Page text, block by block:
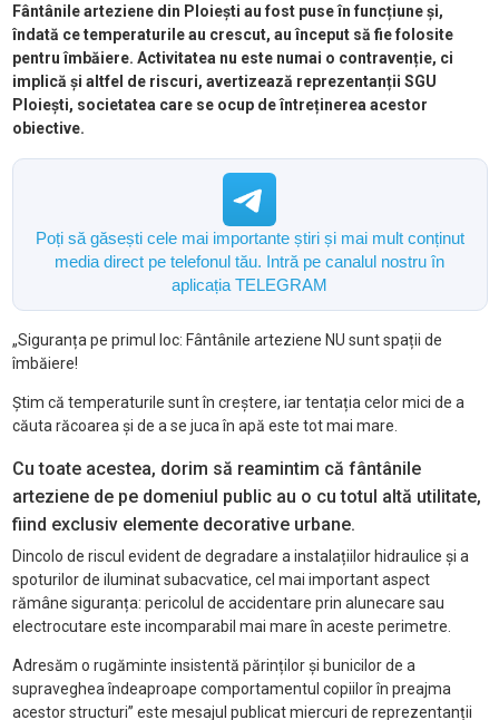
Fântânile arteziene din Ploiești au fost puse în funcțiune și,
îndată ce temperaturile au crescut, au început să fie folosite
pentru îmbăiere. Activitatea nu este numai o contravenție, ci
implică și altfel de riscuri, avertizează reprezentanții SGU
Ploiești, societatea care se ocup de întreținerea acestor
obiective.
Poți să găsești cele mai importante știri și mai mult conținut
media direct pe telefonul tău. Intră pe canalul nostru în
aplicația TELEGRAM
„Siguranța pe primul loc: Fântânile arteziene NU sunt spații de
îmbăiere!
Știm că temperaturile sunt în creștere, iar tentația celor mici de a
căuta răcoarea și de a se juca în apă este tot mai mare.
Cu toate acestea, dorim să reamintim că fântânile
arteziene de pe domeniul public au o cu totul altă utilitate,
fiind exclusiv elemente decorative urbane.
Dincolo de riscul evident de degradare a instalațiilor hidraulice și a
spoturilor de iluminat subacvatice, cel mai important aspect
rămâne siguranța: pericolul de accidentare prin alunecare sau
electrocutare este incomparabil mai mare în aceste perimetre.
Adresăm o rugăminte insistentă părinților și bunicilor de a
supraveghea îndeaproape comportamentul copiilor în preajma
acestor structuri” este mesajul publicat miercuri de reprezentanții